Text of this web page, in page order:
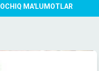
OCHIQ MA'LUMOTLAR